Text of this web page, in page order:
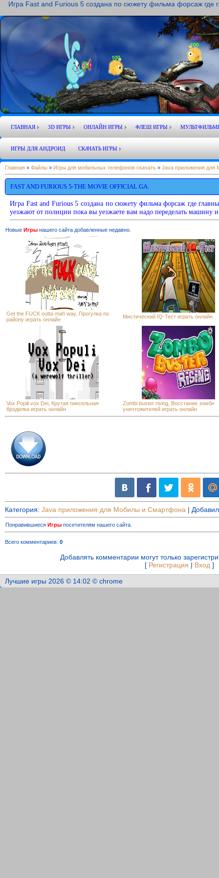
Игра Fast and Furious 5 создана по сюжету фильма форсаж где
ГЛАВНАЯ 3D ИГРЫ ОНЛАЙН ИГРЫ ФЛЕШ ИГРЫ
ИГРЫ ДЛЯ АНДРОИД СКАЧАТЬ ИГРЫ
Главная » Файлы » Игры для мобильных телефонов скачать » Java приложения
FAST AND FURIOUS 5-THE MOVIE OFFICIAL GA.
Игра Fast and Furious 5 создана по сюжету фильма форсаж где
уезжают от полиции пока вы уезжаете вам надо переделать машину и
Новые Игры нашего сайта добавленные недавно.
Get the FUCK outta mah way, Прогулка по
району играть онлайн
Мистический IQ-Тест играть онлайн
Vox Popili vox Dei, Крутая пиксельная
бродилка играть онлайн
Zombi buster rising, Восстание зомби
уничтожителей играть онлайн
Категория: Java приложения для Мобилы и Смартфона | Добавил
Понравившиеся Игры посетителям нашего сайта.
Всего комментариев: 0
Добавлять комментарии могут только
[ Регистрация | Вход ]
Лучшие игры 2026 © 14:02 © chrome